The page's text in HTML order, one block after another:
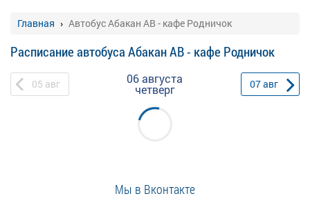
Главная Автобус Абакан АВ - кафе Родничок
Расписание автобуса Абакан АВ - кафе Родничок
05 авг 06 августа
четверг 07авг
Мы в Вконтакте